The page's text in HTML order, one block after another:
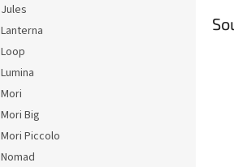
Jules
Lanterna
Loop
Lumina
Mori
Mori Big
Mori Piccolo
Nomad